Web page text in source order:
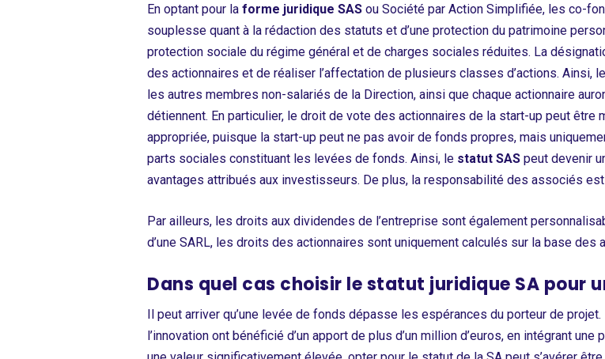
En optant pour la forme juridique SAS ou Société par Action Simplifiée, les co-
souplesse quant à la rédaction des statuts et d’une protection du patrimoine
protection sociale du régime général et de charges sociales réduites. La
des actionnaires et de réaliser l’affectation de plusieurs classes d’actions. Ainsi,
les autres membres non-salariés de la Direction, ainsi que chaque actionnaire
détiennent. En particulier, le droit de vote des actionnaires de la start-up peut
appropriée, puisque la start-up peut ne pas avoir de fonds propres, mais
parts sociales constituant les levées de fonds. Ainsi, le statut SAS peut devenir
avantages attribués aux investisseurs. De plus, la responsabilité des associés
Par ailleurs, les droits aux dividendes de l’entreprise sont également
d’une SARL, les droits des actionnaires sont uniquement calculés sur la base des
Dans quel cas choisir le statut juridique SA pour
Il peut arriver qu’une levée de fonds dépasse les espérances du porteur de
l’innovation ont bénéficié d’un apport de plus d’un million d’euros, en intégrant